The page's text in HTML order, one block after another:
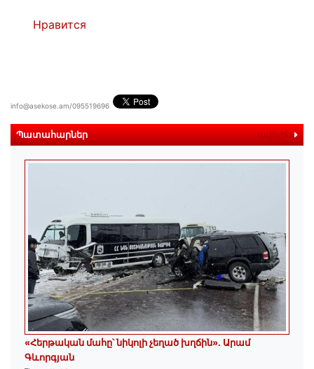
Нравится
info@asekose.am/095519696
Պատահարներ ավելին
«Հերթական մահը՝ նիկոլի չեղած խղճին»․ Արամ
Գևորգյան